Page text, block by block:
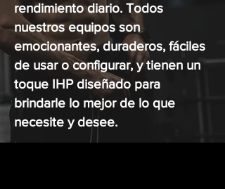
rendimiento diario. Todos
nuestros equipos son
emocionantes, duraderos, fáciles
de usar o configurar, y tienen un
toque IHP diseñado para
brindarle lo mejor de lo que
necesite y desee.